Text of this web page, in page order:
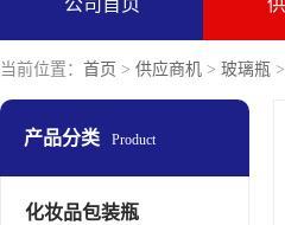
公司首页
当前位置： 首页 > 供应商机 > 玻璃瓶
产品分类 Product
化妆品包装瓶